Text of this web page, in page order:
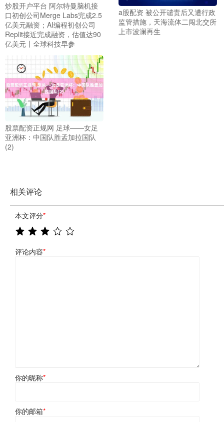
炒股开户平台 阿尔特曼脑机接
口初创公司Merge Labs完成2.5
亿美元融资；AI编程初创公司
Replit接近完成融资，估值达90
亿美元丨全球科技早参
a股配资 被公开谴责后又遭行政
监管措施，天海流体二闯北交所
上市波澜再生
股票配资正规网 足球——女足
亚洲杯：中国队胜孟加拉国队
(2)
相关评论
本文评分*
评论内容*
你的昵称*
你的邮箱*